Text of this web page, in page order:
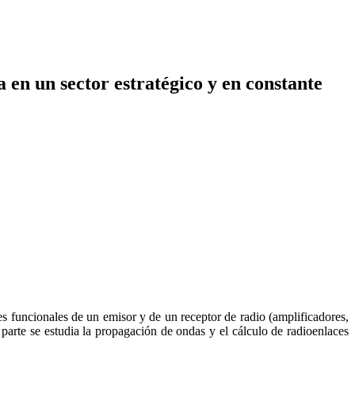
un sector estratégico y en constante
funcionales de un emisor y de un receptor de radio (amplificadores,
se estudia la propagación de ondas y el cálculo de radioenlaces